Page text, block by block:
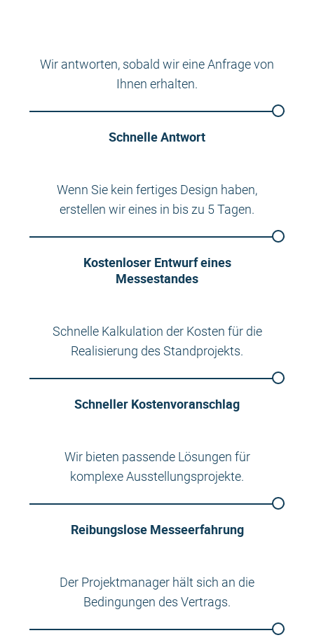
Wir antworten, sobald wir eine Anfrage von
Ihnen erhalten.
Schnelle Antwort
Wenn Sie kein fertiges Design haben,
erstellen wir eines in bis zu 5 Tagen.
Kostenloser Entwurf eines
Messestandes
Schnelle Kalkulation der Kosten für die
Realisierung des Standprojekts.
Schneller Kostenvoranschlag
Wir bieten passende Lösungen für
komplexe Ausstellungsprojekte.
Reibungslose Messeerfahrung
Der Projektmanager hält sich an die
Bedingungen des Vertrags.